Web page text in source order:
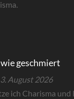
geschmiert
3. August 2026
ich Charisma und